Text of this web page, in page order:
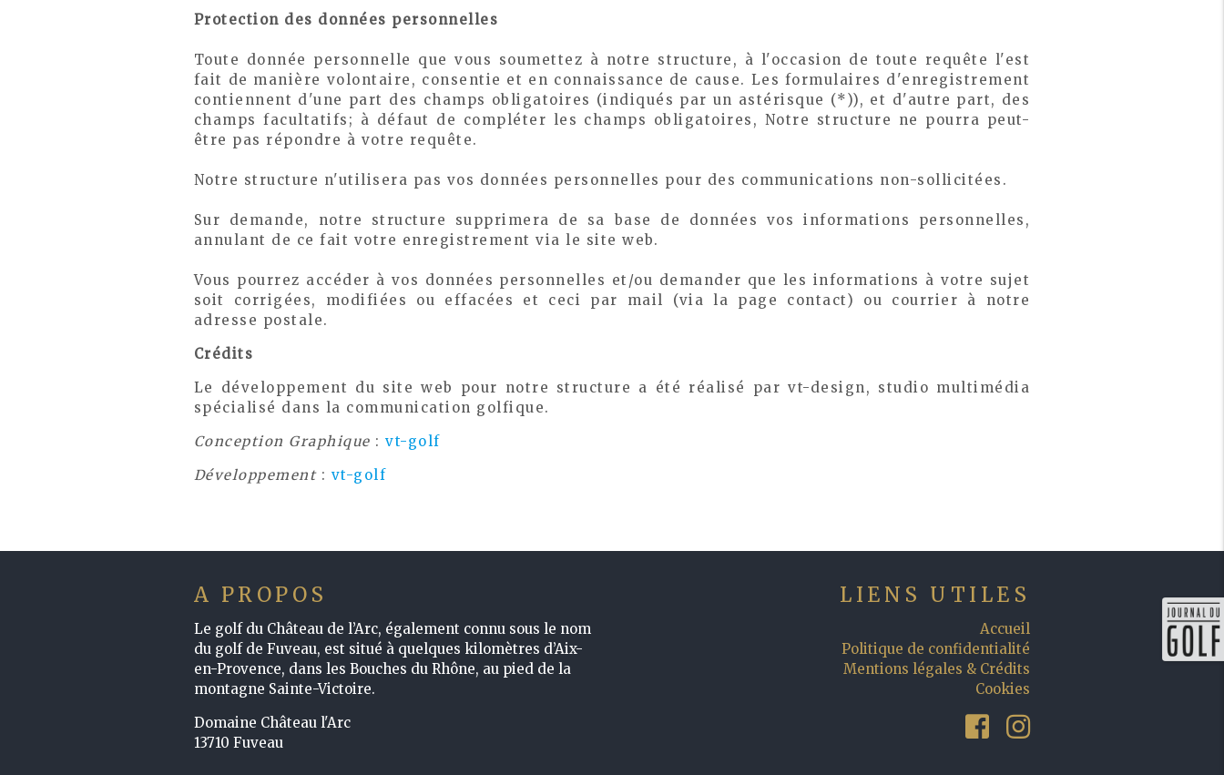
Protection des données personnelles
Toute donnée personnelle que vous soumettez à notre structure, à l'occasion de toute requête l'est
fait de manière volontaire, consentie et en connaissance de cause. Les formulaires d'enregistrement
contiennent d'une part des champs obligatoires (indiqués par un astérisque (*)), et d'autre part, des
champs facultatifs; à défaut de compléter les champs obligatoires, Notre structure ne pourra peut-
être pas répondre à votre requête.
Notre structure n'utilisera pas vos données personnelles pour des communications non-sollicitées.
Sur demande, notre structure supprimera de sa base de données vos informations personnelles,
annulant de ce fait votre enregistrement via le site web.
Vous pourrez accéder à vos données personnelles et/ou demander que les informations à votre sujet
soit corrigées, modifiées ou effacées et ceci par mail (via la page contact) ou courrier à notre
adresse postale.
Crédits
Le développement du site web pour notre structure a été réalisé par vt-design, studio multimédia
spécialisé dans la communication golfique.
Conception Graphique :vt-golf
Développement: vt-golf
A PROPOS
Le golf du Château de l’Arc, également connu sous le nom
du golf de Fuveau, est situé à quelques kilomètres d’Aix-
en-Provence, dans les Bouches du Rhône, au pied de la
montagne Sainte-Victoire.
Domaine Château l'Arc
13710 Fuveau
LIENS UTILES
Accueil
Politique de confidentialité
Mentions légales & Crédits
Cookies